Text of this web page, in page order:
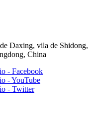
Daxing, vila de Shidong,
China